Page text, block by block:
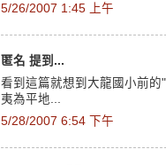
5/26/2007 1:45 上午
匿名 提到...
看到這篇就想到大龍國小前
夷為平地...
5/28/2007 6:54 下午